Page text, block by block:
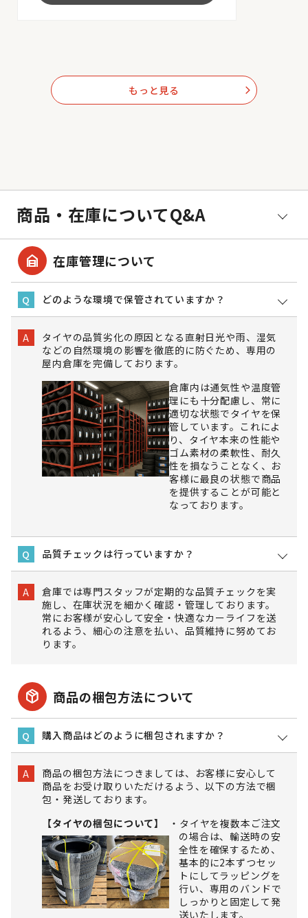
もっと見る arrow_forward_ios
商品・在庫についてQ&A
garage_home 在庫管理について
Q どのような環境で保管されていますか？
A
タイヤの品質劣化の原因となる直射日光や雨、湿気
などの自然環境の影響を徹底的に防ぐため、専用の
屋内倉庫を完備しております。
倉庫内は通気性や温度管
理にも十分配慮し、常に
適切な状態でタイヤを保
管しています。これによ
り、タイヤ本来の性能や
ゴム素材の柔軟性、耐久
性を損なうことなく、お
客様に最良の状態で商品
を提供することが可能と
なっております。
Q 品質チェックは行っていますか？
A
倉庫では専門スタッフが定期的な品質チェックを実
施し、在庫状況を細かく確認・管理しております。
常にお客様が安心して安全・快適なカーライフを送
れるよう、細心の注意を払い、品質維持に努めてお
ります。
package_2 商品の梱包方法について
Q 購入商品はどのように梱包されますか？
A
商品の梱包方法につきましては、お客様に安心して
商品をお受け取りいただけるよう、以下の方法で梱
包・発送しております。
【タイヤの梱包について】
タイヤを複数本ご注文
の場合は、輸送時の安
全性を確保するため、
基本的に2本ずつセッ
トにしてラッピングを
行い、専用のバンドで
しっかりと固定して発
送いたします。